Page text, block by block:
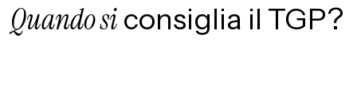
Quando si consiglia il TGP?